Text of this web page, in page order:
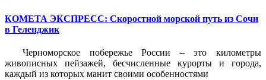
КОМЕТА ЭКСПРЕСС: Скоростной морской путь из Сочи
в Геленджик
Черноморское побережье России – это километры
живописных пейзажей, бесчисленные курорты и города,
каждый из которых манит своими особенностями